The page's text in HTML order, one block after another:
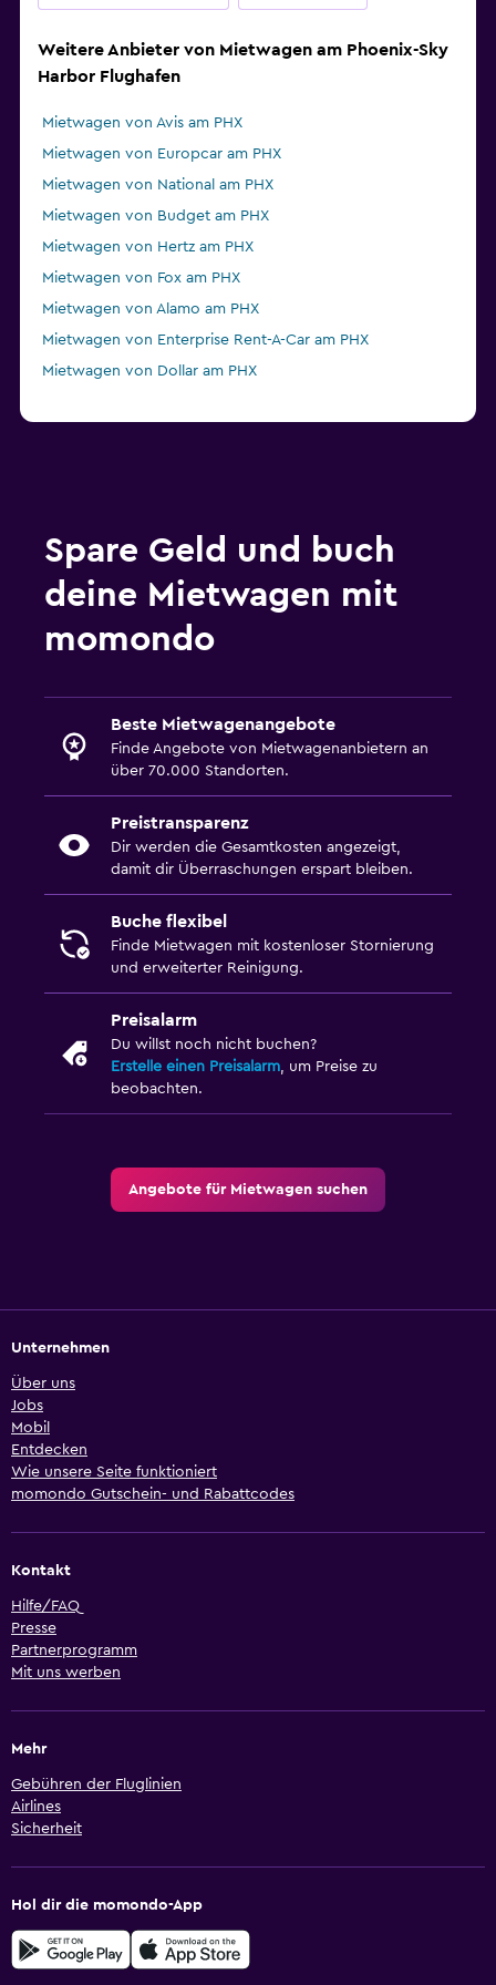
Weitere Anbieter von Mietwagen am Phoenix-Sky
Harbor Flughafen
Mietwagen von Avis am PHX
Mietwagen von Europcar am PHX
Mietwagen von National am PHX
Mietwagen von Budget am PHX
Mietwagen von Hertz am PHX
Mietwagen von Fox am PHX
Mietwagen von Alamo am PHX
Mietwagen von Enterprise Rent-A-Car am PHX
Mietwagen von Dollar am PHX
Spare Geld und buch
deine Mietwagen mit
momondo
Beste Mietwagenangebote
Finde Angebote von Mietwagenanbietern an
über 70.000 Standorten.
Preistransparenz
Dir werden die Gesamtkosten angezeigt,
damit dir Überraschungen erspart bleiben.
Buche flexibel
Finde Mietwagen mit kostenloser Stornierung
und erweiterter Reinigung.
Preisalarm
Du willst noch nicht buchen?
Erstelle einen Preisalarm, um Preise zu
beobachten.
Angebote für Mietwagen suchen
Unternehmen
Über uns
Jobs
Mobil
Entdecken
Wie unsere Seite funktioniert
momondo Gutschein- und Rabattcodes
Kontakt
Hilfe/FAQ
Presse
Partnerprogramm
Mit uns werben
Mehr
Gebühren der Fluglinien
Airlines
Sicherheit
Hol dir die momondo-App